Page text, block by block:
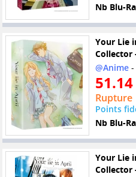
Nb Blu-
Your Lie
Collector
@Anime-
Rupture
Points
Nb Blu-
Your Lie
Collector